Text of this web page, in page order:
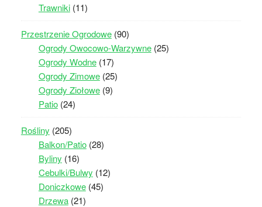
Trawniki(11)
Przestrzenie Ogrodowe(90)
Ogrody Owocowo-Warzywne(25)
Ogrody Wodne(17)
Ogrody Zimowe(25)
Ogrody Ziołowe(9)
Patio(24)
Rośliny (205)
Balkon/Patio(28)
Byliny (16)
Cebulki/Bulwy (12)
Doniczkowe(45)
Drzewa(21)